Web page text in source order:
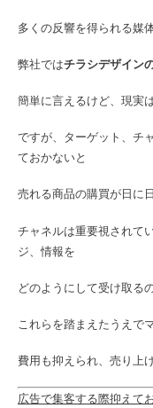
多くの反響を得られる媒
弊社ではチラシデザイン
簡単に言えるけど、現実
ですが、ターゲット、チ
ておかないと
売れる商品の購買が日に
チャネルは重要視されて
ジ、情報を
どのようにして受け取る
これらを踏まえたうえで
費用も抑えられ、売り上
広告で集客する際抑えて